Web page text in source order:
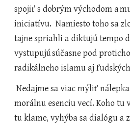
spojiť s dobrým východom a
iniciatívu.  Namiesto toho sa
tajne spriahli a diktujú tempo
vystupujúsúčasne pod
radikálneho islamu aj
Nedajme sa viac mýliť nálepkami , viďme čistú
morálnu esenciu vecí. Koho tu
tu klame, vyhýba sa dialógu a